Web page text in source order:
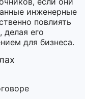
инженерные
повлиять
делая его
для бизнеса.